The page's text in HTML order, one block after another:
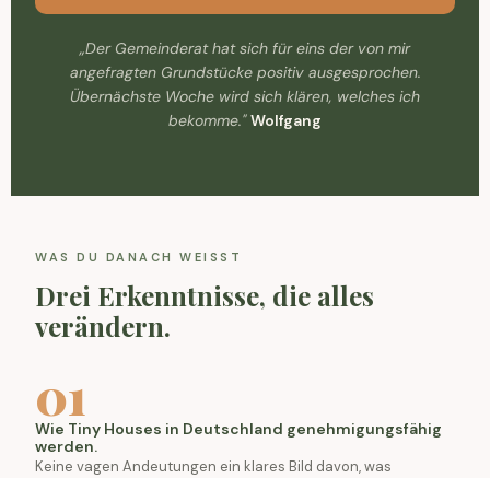
„Der Gemeinderat hat sich für eins der von mir
angefragten Grundstücke positiv ausgesprochen.
Übernächste Woche wird sich klären, welches ich
bekomme."Wolfgang
WAS DU DANACH WEISST
Drei Erkenntnisse, die alles
verändern.
01
Wie Tiny Houses in Deutschland genehmigungsfähig
werden.
Keine vagen Andeutungen ein klares Bild davon, was